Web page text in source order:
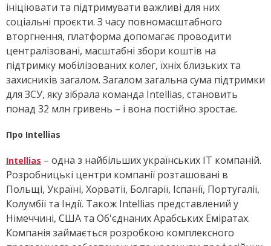
ініціювати та підтримувати важливі для них
соціальні проєкти. З часу повномасштабного
вторгнення, платформа допомагає проводити
централізовані, масштабні збори коштів на
підтримку мобілізованих колег, їхніх близьких та
захисників загалом. Загалом загальна сума підтримки
для ЗСУ, яку зібрала команда Intellias, становить
понад 32 млн гривень – і вона постійно зростає.
Про Intellias
Intellias – одна з найбільших українських ІТ компаній.
Розробницькі центри компанії розташовані в
Польщі, Україні, Хорватії, Болгарії, Іспанії, Португалії,
Колумбії та Індії. Також Intellias представлений у
Німеччині, США та Об'єднаних Арабських Еміратах.
Компанія займається розробкою комплексного